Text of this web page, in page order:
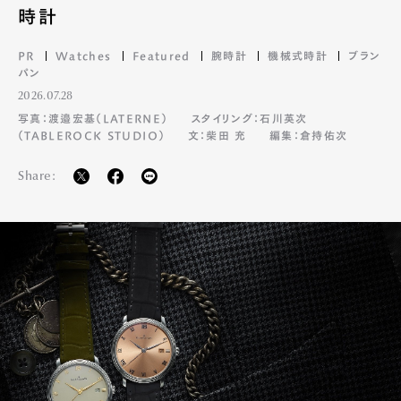
時計
PR Watches Featured 腕時計 機械式時計
ブラン
パン
2026.07.28
写真：渡邉宏基（LATERNE）
スタイリング：石川英次
（TABLEROCK STUDIO）
文：柴田 充 編集：倉持佑次
Share: